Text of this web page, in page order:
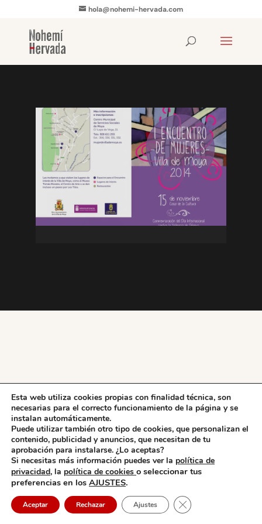
hola@nohemi-hervada.com
Esta web utiliza cookies propias con finalidad técnica, son
necesarias para el correcto funcionamiento de la página y se
instalan automáticamente.
Puede utilizar también otro tipo de cookies, que personalizan el
contenido, publicidad y anuncios, que necesitan de tu
aprobación para instalarse. ¿Lo aceptas?
Si necesitas más información puedes ver la política de
privacidad, la política de cookies o seleccionar tus
preferencias en los AJUSTES.
Aceptar Rechazar Ajustes Cerrar el banner de